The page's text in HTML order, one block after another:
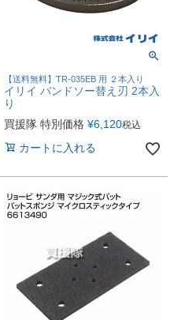
【送料無料】TR-035EB 用 ２本入り
イリイ バンドソー替え刃 2本入
り
買援隊 特別価格 ¥6,120税込
カートに入れる